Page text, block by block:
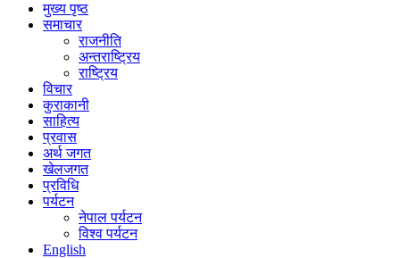
मुख्य पृष्ठ
समाचार
राजनीति
अन्तराष्ट्रिय
राष्ट्रिय
विचार
कुराकानी
साहित्य
प्रवास
अर्थ जगत
खेलजगत
प्रविधि
पर्यटन
नेपाल पर्यटन
विश्व पर्यटन
English